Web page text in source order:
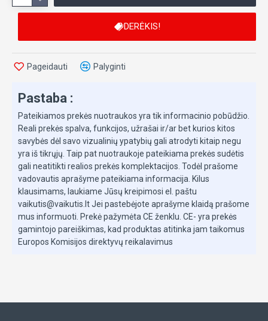
Tinka 12-36 mėnesių vaikams
Maksimalus naudotojo svoris: 25 kg
DERĖKIS!
Pageidauti Palyginti
Pastaba :
Pateikiamos prekės nuotraukos yra tik informacinio pobūdžio.
Reali prekės spalva, funkcijos, užrašai ir/ar bet kurios kitos
savybės dėl savo vizualinių ypatybių gali atrodyti kitaip negu
yra iš tikrųjų. Taip pat nuotraukoje pateikiama prekės sudėtis
gali neatitikti realios prekės komplektacijos. Todėl prašome
vadovautis aprašyme pateikiama informacija. Kilus
klausimams, laukiame Jūsų kreipimosi el. paštu
vaikutis@vaikutis.lt Jei pastebėjote aprašyme klaidą prašome
mus informuoti. Prekė pažymėta CE ženklu. CE- yra prekės
gamintojo pareiškimas, kad produktas atitinka jam taikomus
Europos Komisijos direktyvų reikalavimus